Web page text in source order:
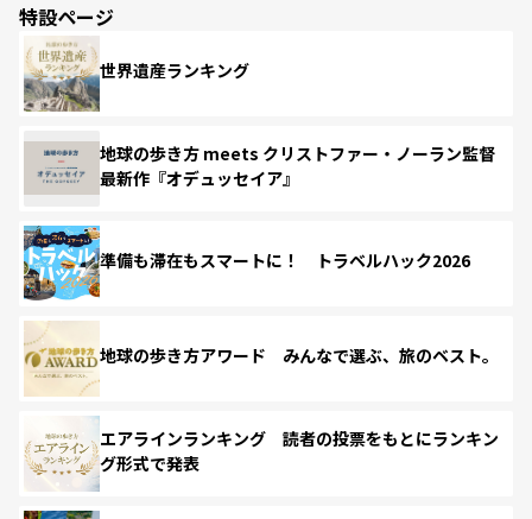
特設ページ
世界遺産ランキング
地球の歩き方 meets クリストファー・ノーラン監督
最新作『オデュッセイア』
準備も滞在もスマートに！ トラベルハック2026
地球の歩き方アワード みんなで選ぶ、旅のベスト。
エアラインランキング 読者の投票をもとにランキン
グ形式で発表